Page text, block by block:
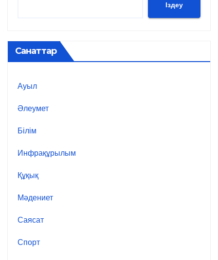
Іздеу
Санаттар
Ауыл
Әлеумет
Білім
Инфрақұрылым
Құқық
Мәдениет
Саясат
Спорт